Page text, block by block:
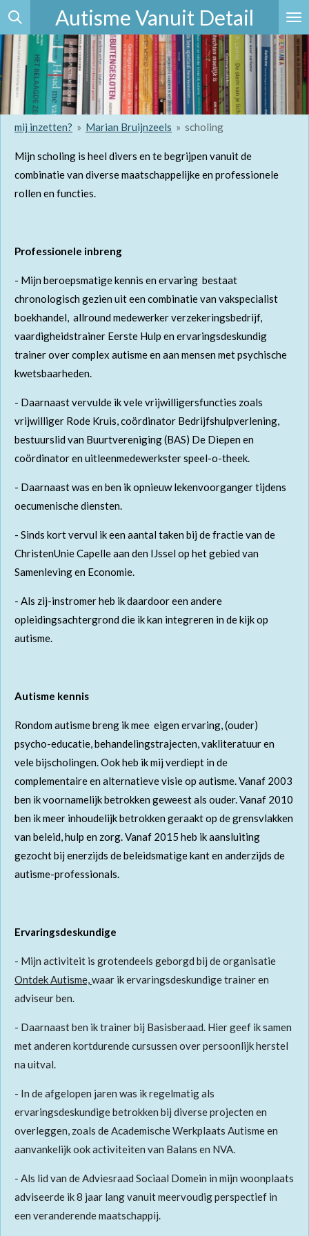
Ga
direct
naar
de
hoofdinhoud
Autisme Vanuit Detail
mij inzetten? » Marian Bruijnzeels » scholing
Mijn scholing is heel divers en te begrijpen vanuit de
combinatie van diverse maatschappelijke en professionele
rollen en functies.
Professionele inbreng
- Mijn beroepsmatige kennis en ervaring bestaat
chronologisch gezien uit een combinatie van vakspecialist
boekhandel, allround medewerker verzekeringsbedrijf,
vaardigheidstrainer Eerste Hulp en ervaringsdeskundig
trainer over complex autisme en aan mensen met psychische
kwetsbaarheden.
- Daarnaast vervulde ik vele vrijwilligersfuncties zoals
vrijwilliger Rode Kruis, coördinator Bedrijfshulpverlening,
bestuurslid van Buurtvereniging (BAS) De Diepen en
coördinator en uitleenmedewerkster speel-o-theek.
- Daarnaast was en ben ik opnieuw lekenvoorganger tijdens
oecumenische diensten.
- Sinds kort vervul ik een aantal taken bij de fractie van de
ChristenUnie Capelle aan den IJssel op het gebied van
Samenleving en Economie.
- Als zij-instromer heb ik daardoor een andere
opleidingsachtergrond die ik kan integreren in de kijk op
autisme.
Autisme kennis
Rondom autisme breng ik mee eigen ervaring, (ouder)
psycho-educatie, behandelingstrajecten, vakliteratuur en
vele bijscholingen. Ook heb ik mij verdiept in de
complementaire en alternatieve visie op autisme. Vanaf 2003
ben ik voornamelijk betrokken geweest als ouder. Vanaf 2010
ben ik meer inhoudelijk betrokken geraakt op de grensvlakken
van beleid, hulp en zorg. Vanaf 2015 heb ik aansluiting
gezocht bij enerzijds de beleidsmatige kant en anderzijds de
autisme-professionals.
Ervaringsdeskundige
- Mijn activiteit is grotendeels geborgd bij de organisatie
Ontdek Autisme,waar ik ervaringsdeskundige trainer en
adviseur ben.
- Daarnaast ben ik trainer bij Basisberaad. Hier geef ik samen
met anderen kortdurende cursussen over persoonlijk herstel
na uitval.
- In de afgelopen jaren was ik regelmatig als
ervaringsdeskundige betrokken bij diverse projecten en
overleggen, zoals de Academische Werkplaats Autisme en
aanvankelijk ook activiteiten van Balans en NVA.
- Als lid van de Adviesraad Sociaal Domein in mijn woonplaats
adviseerde ik 8 jaar lang vanuit meervoudig perspectief in
een veranderende maatschappij.